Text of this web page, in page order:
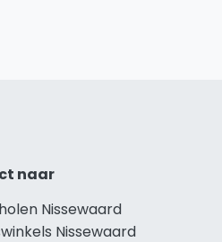
naar
Nissewaard
Nissewaard